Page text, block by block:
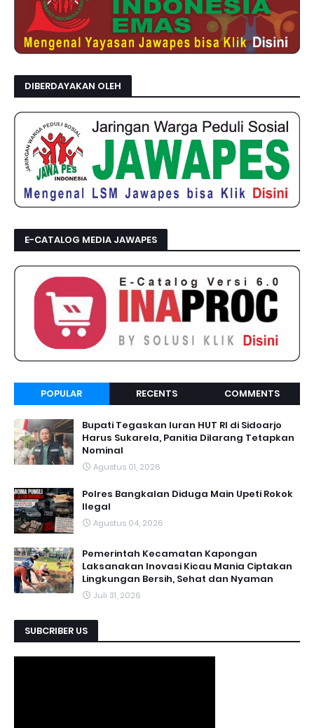
DIBERDAYAKAN OLEH
E-CATALOG MEDIA JAWAPES
POPULAR RECENTS COMMENTS
Bupati Tegaskan Iuran HUT RI di Sidoarjo
Harus Sukarela, Panitia Dilarang Tetapkan
Nominal
Agustus 01, 2026
Polres Bangkalan Diduga Main Upeti Rokok
Ilegal
Agustus 04, 2026
Pemerintah Kecamatan Kapongan
Laksanakan Inovasi Kicau Mania Ciptakan
Lingkungan Bersih, Sehat dan Nyaman
Juli 31, 2026
SUBCRIBER US